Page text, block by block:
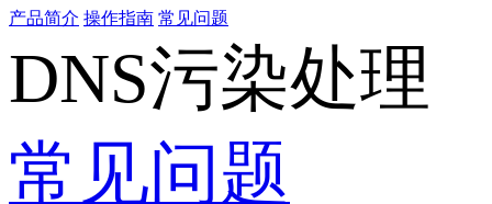
产品简介 操作指南 常见问题
DNS污染处理
常见问题